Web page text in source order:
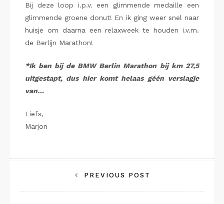
Bij deze loop i.p.v. een glimmende medaille een
glimmende groene donut! En ik ging weer snel naar
huisje om daarna een relaxweek te houden i.v.m.
de Berlijn Marathon!
*Ik ben bij de BMW Berlin Marathon bij km 27,5
uitgestapt, dus hier komt helaas géén verslagje
van…
Liefs,
Marjon
navigatie
PREVIOUS POST